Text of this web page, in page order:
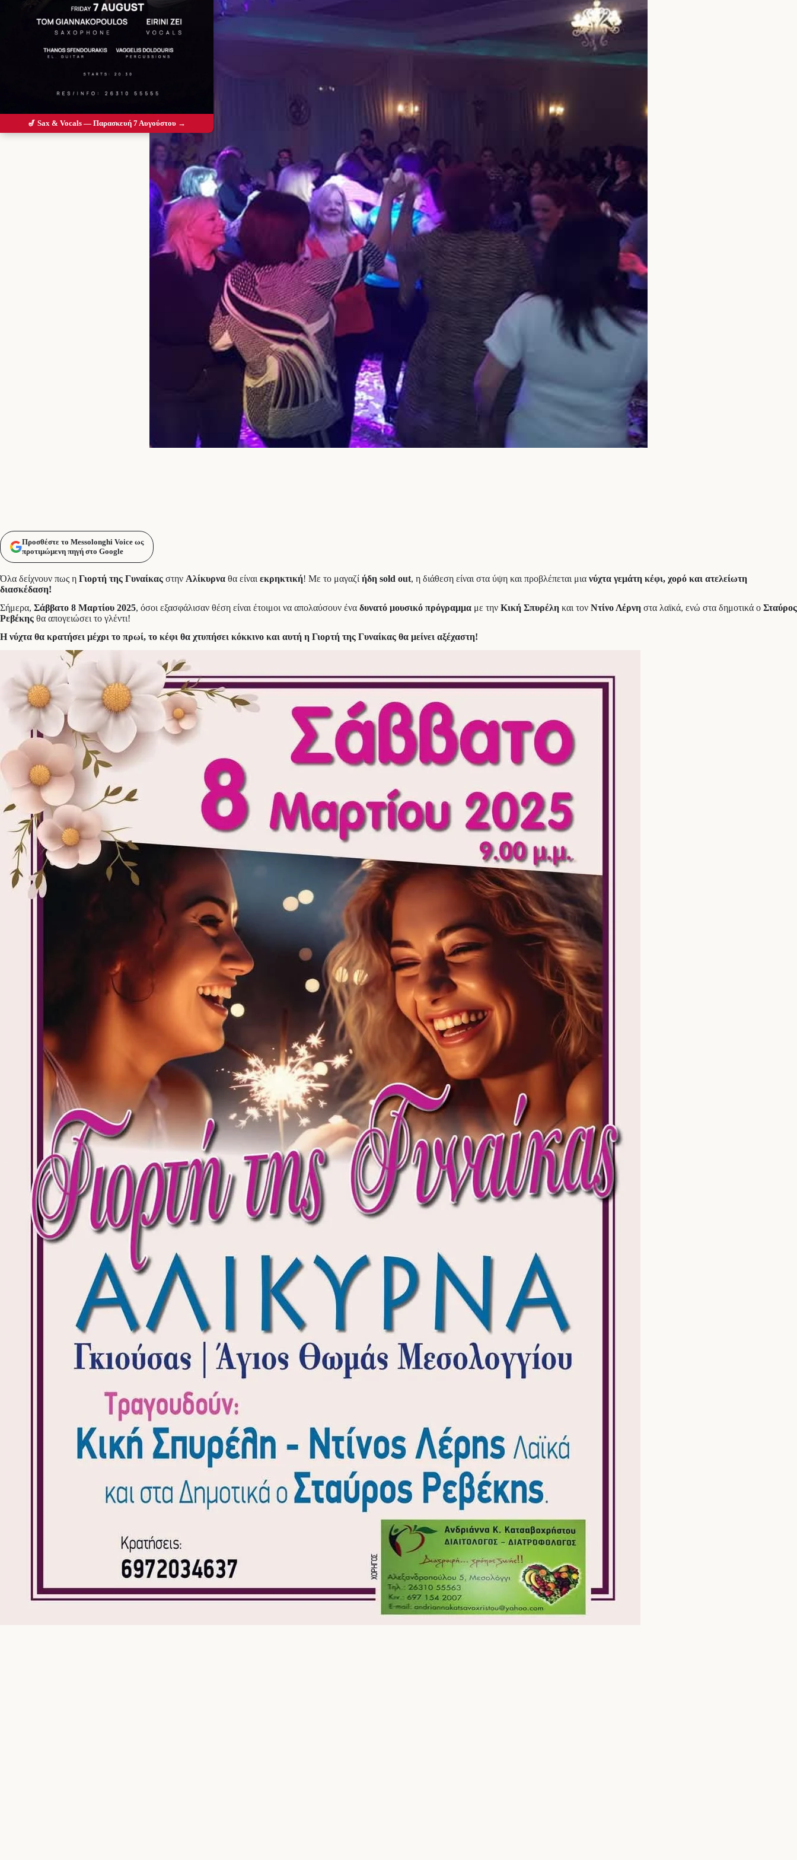
Προσθέστε το Messolonghi Voice ως
προτιμώμενη πηγή στο Google
Όλα δείχνουν πως η Γιορτή της Γυναίκας στην Αλίκυρνα θα είναιεκρηκτική! Με το μαγαζίήδη sold out, η διάθεση είναι στα ύψη και προβλέπεται μια νύχτα γεμάτη κέφι, χορό και ατελείωτη
διασκέδαση!
Σήμερα, Σάββατο 8 Μαρτίου 2025, όσοι εξασφάλισαν θέση είναι έτοιμοι να απολαύσουν ένα δυνατό μουσικό πρόγραμμα με την Κική Σπυρέλη και τον Ντίνο Λέρνη στα λαϊκά, ενώ στα δημοτικά ο Σταύρος
Ρεβέκης θα απογειώσει το γλέντι!
Η νύχτα θα κρατήσει μέχρι το πρωί, το κέφι θα χτυπήσει κόκκινο και αυτή η Γιορτή της Γυναίκας θα μείνει αξέχαστη!
🎷 Sax & Vocals — Παρασκευή 7 Αυγούστου →